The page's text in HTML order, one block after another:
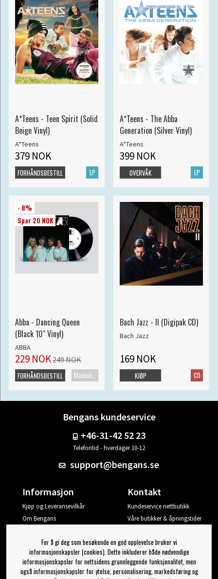
A*Teens - Teen Spirit (Solid
Beige Vinyl)
A*Teens
379 NOK
LP
FORHÅNDSBESTILL
A*Teens - The Abba
Generation (Silver Vinyl)
A*Teens
399 NOK
LP
OVERVÅK
- 8%
Spar 20 NOK
Abba - Dancing Queen
(Black 10" Vinyl)
ABBA
229 NOK249 NOK
Maxisingel
FORHÅNDSBESTILL
Bach Jazz - II (Digipak CD)
Bach Jazz
169 NOK
CD
KJØP
Bengans kundeservice
+46-31-42 52 23
Telefontid - hverdager 10-12
support@bengans.se
Informasjon
Kjøp og Leveransevilkår
Om Bengans
Kontakt
Kundeservice nettbutikk
Våre butikker & åpningstider
Logg ut
Jeg vil ha tips fra Bengans
For å gi deg som besøkende en god opplevelse bruker vi
informasjonskapsler (cookies). Dette inkluderer både nødvendige
informasjonskapsler for nettsidens grunnleggende funksjonalitet, men
også informasjonskapsler for ytelse, personalisering, markedsføring og